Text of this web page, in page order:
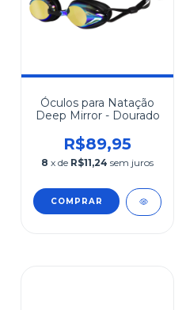
Óculos para Natação
Deep Mirror - Dourado
R$89,95
8 x de R$11,24 sem juros
COMPRAR